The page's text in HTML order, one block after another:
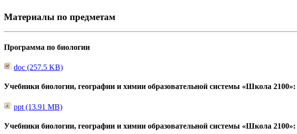
Материалы по предметам
Программа по биологии
doc (257.5 KB)
Учебники биологии, географии и химии образовательной системы «Школа
ppt (13.91 MB)
Учебники биологии, географии и химии образовательной системы «Школа